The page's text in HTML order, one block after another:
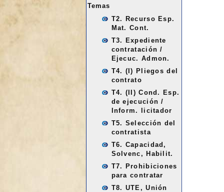
Temas
T2. Recurso Esp.
Mat. Cont.
T3. Expediente
contratación /
Ejecuc. Admon.
T4. (I) Pliegos del
contrato
T4. (II) Cond. Esp.
de ejecución /
Inform. licitador
T5. Selección del
contratista
T6. Capacidad,
Solvenc, Habilit.
T7. Prohibiciones
para contratar
T8. UTE, Unión